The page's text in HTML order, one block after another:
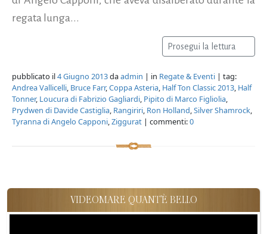
regata lunga...
Prosegui la lettura
pubblicato il4 Giugno 2013daadmin | in Regate & Eventi | tag:
Andrea Vallicelli, Bruce Farr,Coppa Asteria, Half Ton Classic 2013, Half
Tonner, Loucura di Fabrizio Gagliardi, Pipito di Marco Figliolia,
Prydwen di Davide Castiglia, Rangiriri, Ron Holland,Silver Shamrock,
Tyranna di Angelo Capponi,Ziggurat | commenti:0
VIDEOMARE QUANT'È BELLO